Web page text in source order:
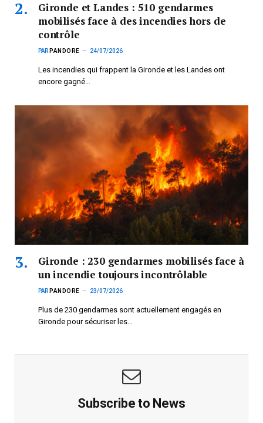
Gironde et Landes : 510 gendarmes
mobilisés face à des incendies hors de
contrôle
PAR PANDORE 24/07/2026
Les incendies qui frappent la Gironde et les Landes ont
encore gagné…
Gironde : 230 gendarmes mobilisés face à
un incendie toujours incontrôlable
PAR PANDORE 23/07/2026
Plus de 230 gendarmes sont actuellement engagés en
Gironde pour sécuriser les…
Subscribe to News